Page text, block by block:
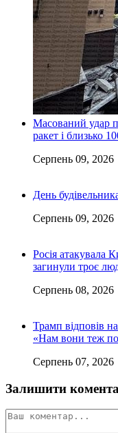
Масований удар
ракет і близько
Серпень 09, 2026
День
Серпень 09, 2026
Росія атакувала
загинули троє
Серпень 08, 2026
Трамп відповів
«Нам вони теж
Серпень 07, 2026
Залишити